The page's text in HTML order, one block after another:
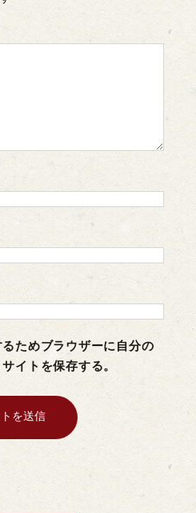
ためブラウザーに自分の
イトを保存する。